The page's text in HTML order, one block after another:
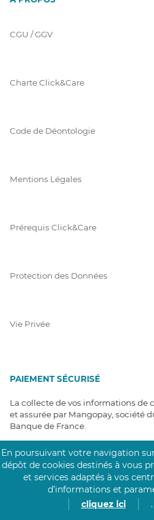
CGU / GGV
Charte Click&Care
Code de Déontologie
Mentions Légales
Prérequis Click&Care
Protection des Données
Vie Privée
PAIEMENT SÉCURISÉ
La collecte de vos informations de
et assurée par Mangopay, société
Banque de France.
En poursuivant votre navigation
dépôt de cookies destinés à vous
et services adaptés à vos
d’informations et
cliquez ici
.